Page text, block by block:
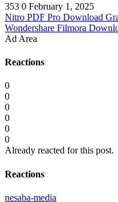
353 0 February 1, 2025
Nitro PDF Pro Download
Wondershare Filmora
Ad Area
Reactions
0
0
0
0
0
0
Already reacted for this post.
Reactions
nesaba-media